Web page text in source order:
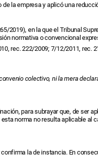
la empresa y aplicó una
2019), en la que el Tribunal
normativa o convencional
rec. 222/2009; 7/12/2011,
colectivo, ni la mera
para subrayar que, de ser
norma no resulta aplicable al
la de instancia. En